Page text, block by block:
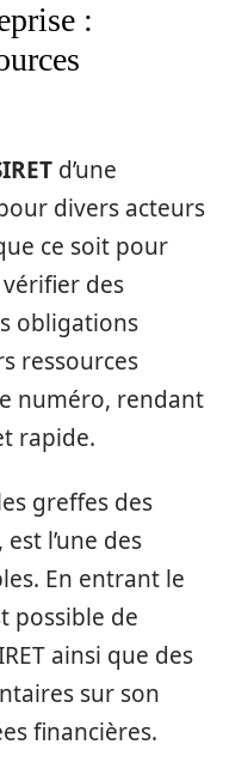
:
d’une
divers acteurs
ce soit pour
des
obligations
ressources
numéro, rendant
rapide.
greffes des
l’une des
En entrant le
possible de
ainsi que des
sur son
financières.